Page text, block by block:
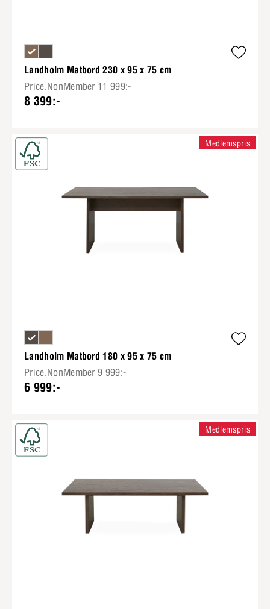
Landholm Matbord 230 x 95 x 75 cm
Price.NonMember 11 999:-
8 399:-
Landholm Matbord 180 x 95 x 75 cm
Price.NonMember 9 999:-
6 999:-
Medlemspris
Medlemspris